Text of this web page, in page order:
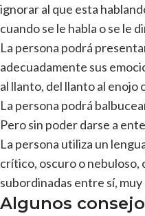
ignorar al que esta
cuando se le habla o se le
La persona podrá
adecuadamente sus
al llanto, del llanto al enojo
La persona podrá
Pero sin poder darse a
La persona utiliza un
crítico, oscuro o nebuloso,
subordinadas entre sí,
Algunos